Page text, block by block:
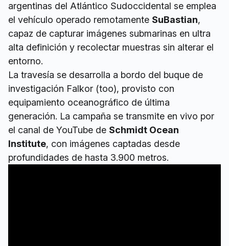
argentinas del Atlántico Sudoccidental se emplea
el vehículo operado remotamente SuBastian,
capaz de capturar imágenes submarinas en ultra
alta definición y recolectar muestras sin alterar el
entorno.
La travesía se desarrolla a bordo del buque de
investigación Falkor (too), provisto con
equipamiento oceanográfico de última
generación. La campaña se transmite en vivo por
el canal de YouTube de Schmidt Ocean
Institute, con imágenes captadas desde
profundidades de hasta 3.900 metros.